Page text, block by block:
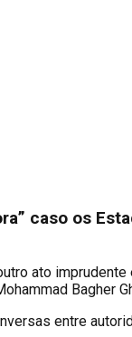
caso os
ato imprudente
Bagher
entre